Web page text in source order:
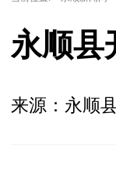
永顺县
来源：永顺